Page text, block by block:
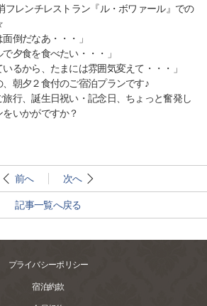
レンチレストラン『ル・ボワァール』での
倒だなあ・・・」
夕食を食べたい・・・」
いるから、たまには雰囲気変えて・・・」
朝夕２食付のご宿泊プランです♪
行、誕生日祝い・記念日、ちょっと奮発し
いかがですか？
前へ 次へ
記事一覧へ戻る
プライバシーポリシー
宿泊約款